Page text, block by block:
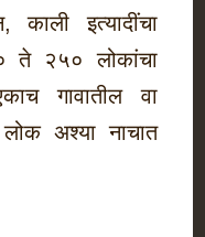
काली इत्यादींचा
ते २५० लोकांचा
गावातील वा
अश्या नाचात